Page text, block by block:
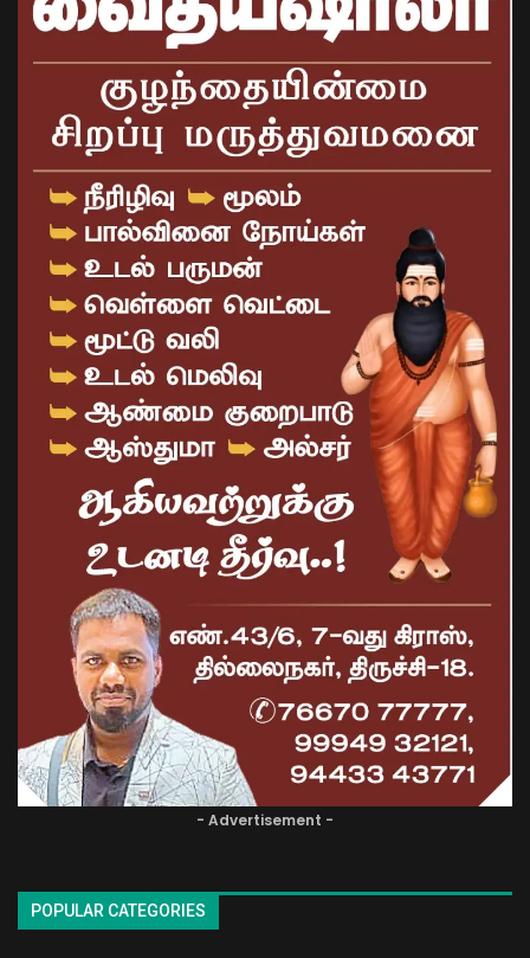
- Advertisement -
POPULAR CATEGORIES